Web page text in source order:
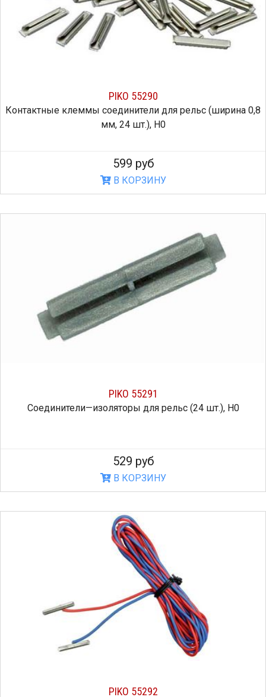
PIKO 55290
Контактные клеммы соединители для рельс (ширина 0,8
мм, 24 шт.), H0
599 руб
В КОРЗИНУ
PIKO 55291
Соединители—изоляторы для рельс (24 шт.), H0
529 руб
В КОРЗИНУ
PIKO 55292